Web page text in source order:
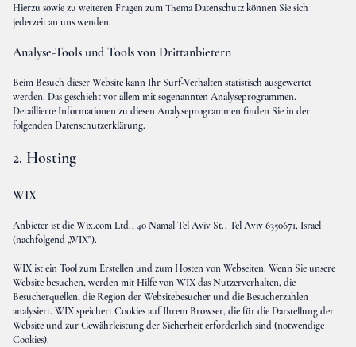
Hierzu sowie zu weiteren Fragen zum Thema Datenschutz können Sie sich
jederzeit an uns wenden.
Analyse-Tools und Tools von Drittanbietern
Beim Besuch dieser Website kann Ihr Surf-Verhalten statistisch ausgewertet
werden. Das geschieht vor allem mit sogenannten Analyseprogrammen.
Detaillierte Informationen zu diesen Analyseprogrammen finden Sie in der
folgenden Datenschutzerklärung.
2. Hosting
WIX
Anbieter ist die Wix.com Ltd., 40 Namal Tel Aviv St., Tel Aviv 6350671, Israel
(nachfolgend „WIX").
WIX ist ein Tool zum Erstellen und zum Hosten von Webseiten. Wenn Sie unsere
Website besuchen, werden mit Hilfe von WIX das Nutzerverhalten, die
Besucherquellen, die Region der Websitebesucher und die Besucherzahlen
analysiert. WIX speichert Cookies auf Ihrem Browser, die für die Darstellung der
Website und zur Gewährleistung der Sicherheit erforderlich sind (notwendige
Cookies).